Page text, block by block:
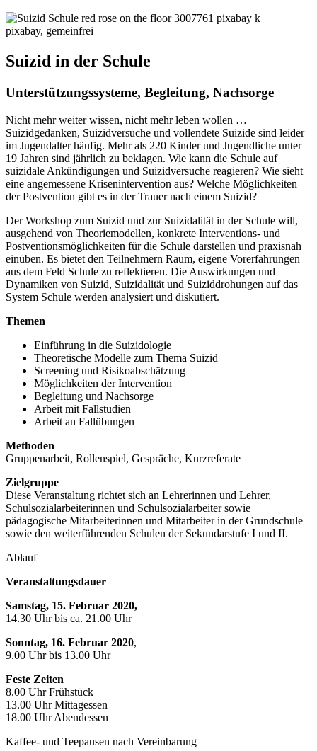
pixabay, gemeinfrei
Suizid in der Schule
Unterstützungssysteme, Begleitung, Nachsorge
Nicht mehr weiter wissen, nicht mehr leben wollen …
Suizidgedanken, Suizidversuche und vollendete Suizide sind leider
im Jugendalter häufig. Mehr als 220 Kinder und Jugendliche unter
19 Jahren sind jährlich zu beklagen. Wie kann die Schule auf
suizidale Ankündigungen und Suizidversuche reagieren? Wie sieht
eine angemessene Krisenintervention aus? Welche Möglichkeiten
der Postvention gibt es in der Trauer nach einem Suizid?
Der Workshop zum Suizid und zur Suizida­li­tät in der Schule will,
ausgehend von Theorie­­modellen, konkrete Interventions- und
Postventionsmöglichkeiten für die Schule darstellen und praxisnah
einüben. Es bietet den Teilnehmern Raum, eigene Vorerfahrungen
aus dem Feld Schule zu reflektieren. Die Auswirkungen und
Dynamiken von Suizid, Suizidalität und Suiziddrohungen auf das
System Schule werden analysiert und diskutiert.
Themen
Einführung in die Suizidologie
Theoretische Modelle zum Thema Suizid
Screening und Risikoabschätzung
Möglichkeiten der Intervention
Begleitung und Nachsorge
Arbeit mit Fallstudien
Arbeit an Fallübungen
Methoden
Gruppenarbeit, Rollenspiel, Gespräche, Kurzreferate
Zielgruppe
Diese Veranstaltung richtet sich an Lehrerinnen und Lehrer,
Schulsozialarbeiterinnen und Schulsozialarbeiter sowie
pädagogische Mitarbeiterinnen und Mitarbeiter in der Grundschule
sowie den weiterführenden Schulen der Sekundarstufe I und II.
Ablauf
Veranstaltungsdauer
Samstag, 15. Februar 2020,
14.30 Uhr bis ca. 21.00 Uhr
Sonntag, 16. Februar 2020,
9.00 Uhr bis 13.00 Uhr
Feste Zeiten
8.00 Uhr Frühstück
13.00 Uhr Mittagessen
18.00 Uhr Abendessen
Kaffee- und Teepausen nach Vereinbarung